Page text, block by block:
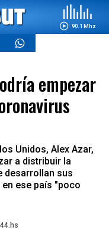
90.1 Mhz
empezar
Unidos, Alex Azar,
a distribuir la
desarrollan sus
ese país "poco